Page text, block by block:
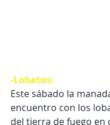
-Lobatos:
Este sábado la
encuentro con los
del tierra de fuego en